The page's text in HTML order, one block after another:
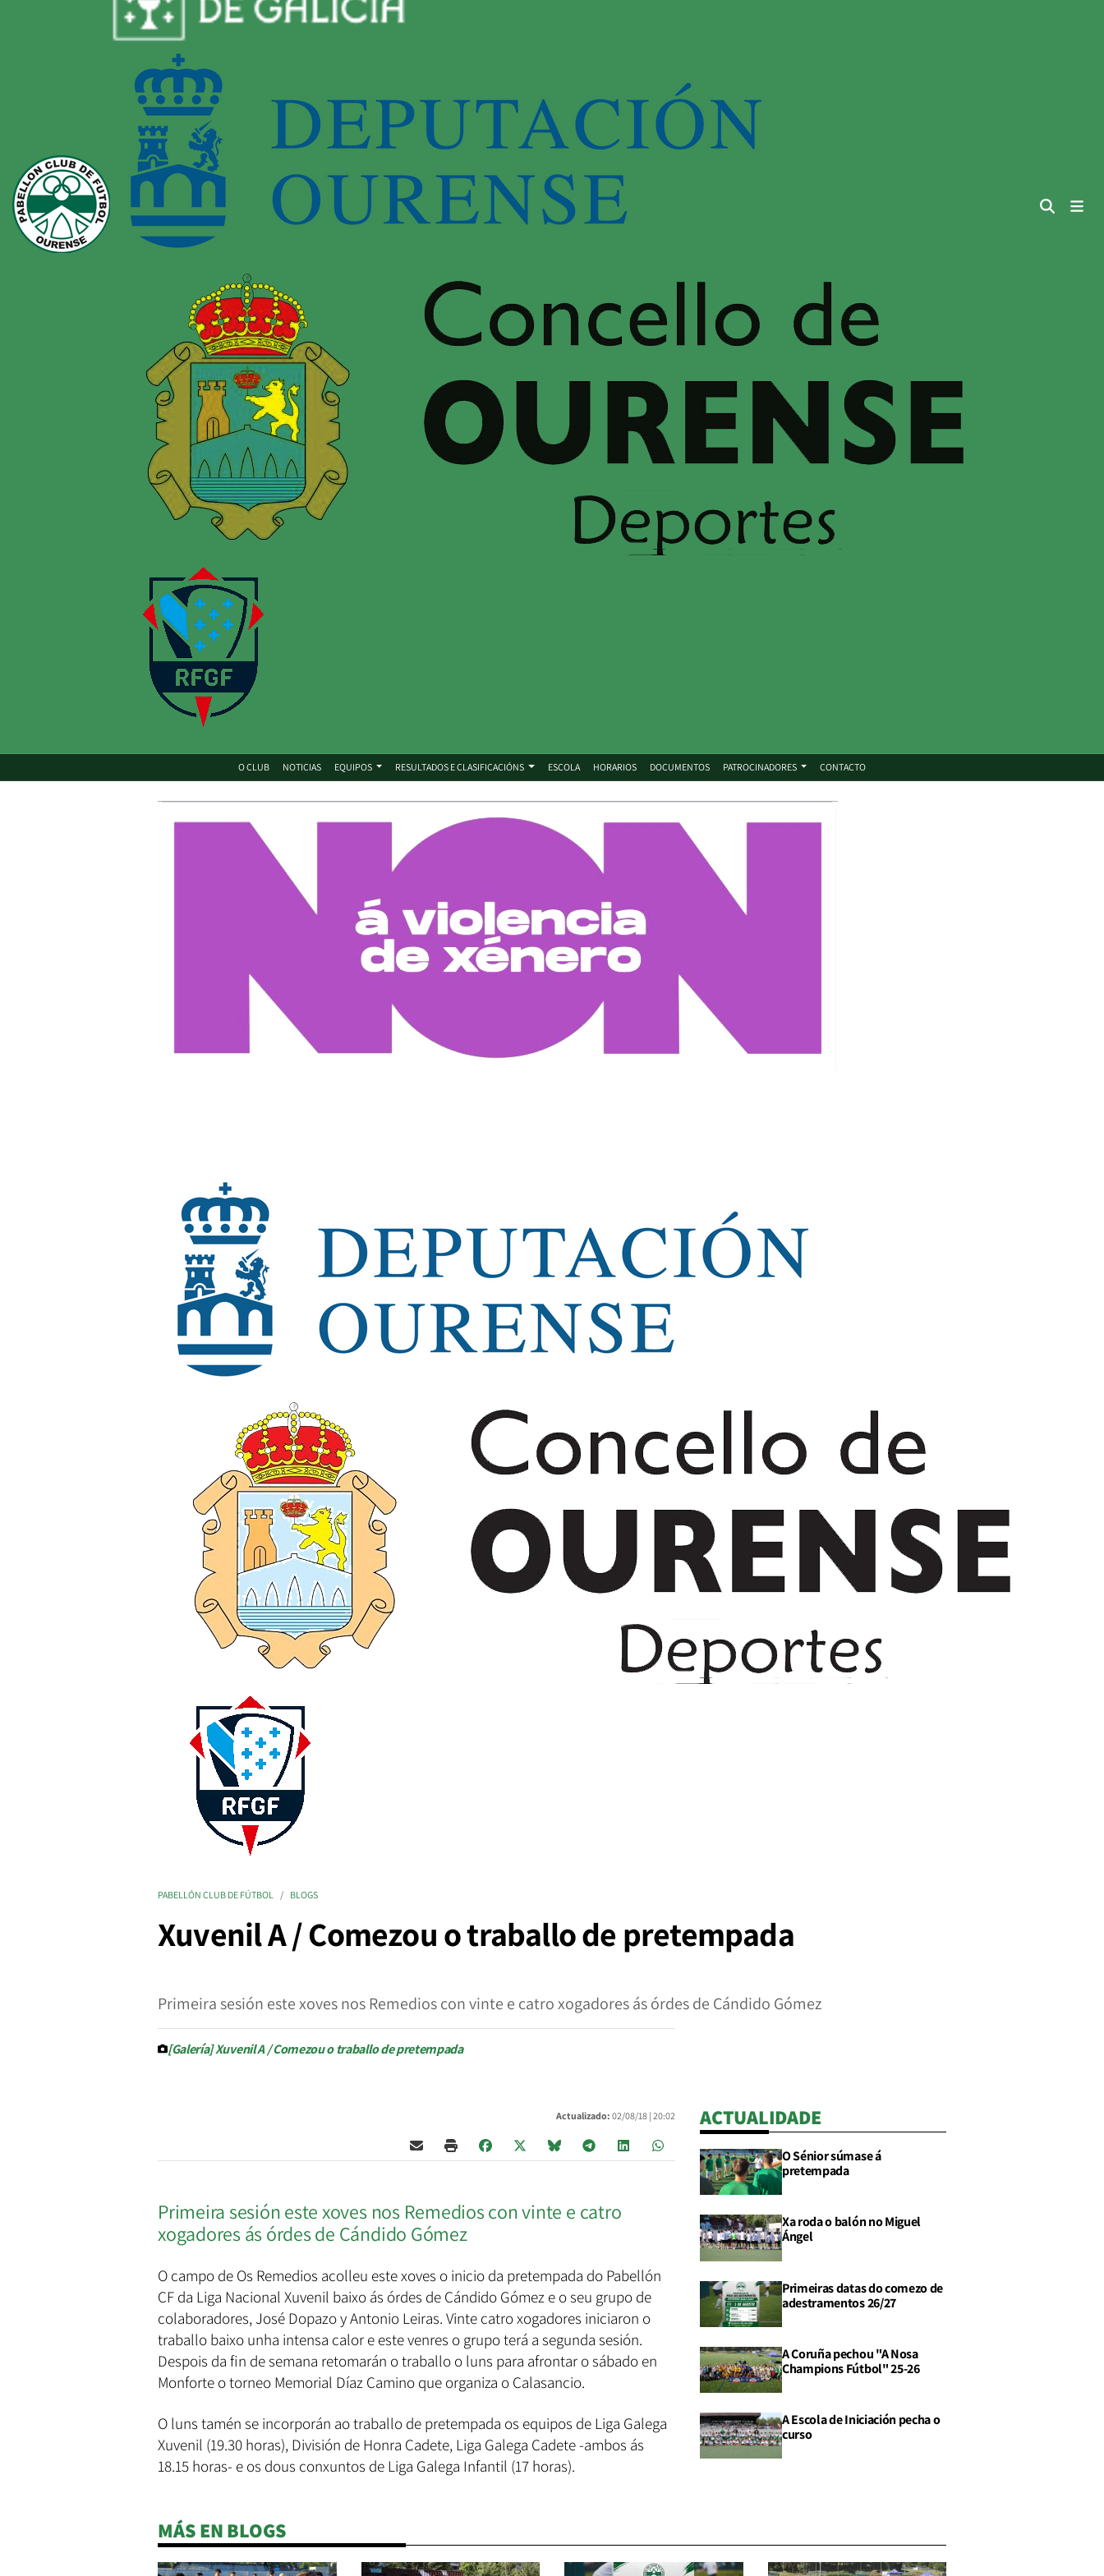
O CLUB NOTICIAS EQUIPOS RESULTADOS E CLASIFICACIÓNS ESCOLA HORARIOS DOCUMENTOS PATROCINADORES CONTACTO
PABELLÓN CLUB DE FÚTBOL BLOGS
Xuvenil A / Comezou o traballo de pretempada
Primeira sesión este xoves nos Remedios con vinte e catro xogadores ás órdes de Cándido Gómez
[Galería] Xuvenil A / Comezou o traballo de pretempada
Actualizado: 02/08/18 | 20:02
Primeira sesión este xoves nos Remedios con vinte e catro
xogadores ás órdes de Cándido Gómez
O campo de Os Remedios acolleu este xoves o inicio da pretempada do Pabellón
CF da Liga Nacional Xuvenil baixo ás órdes de Cándido Gómez e o seu grupo de
colaboradores, José Dopazo y Antonio Leiras. Vinte catro xogadores iniciaron o
traballo baixo unha intensa calor e este venres o grupo terá a segunda sesión.
Despois da fin de semana retomarán o traballo o luns para afrontar o sábado en
Monforte o torneo Memorial Díaz Camino que organiza o Calasancio.
O luns tamén se incorporán ao traballo de pretempada os equipos de Liga Galega
Xuvenil (19.30 horas), División de Honra Cadete, Liga Galega Cadete -ambos ás
18.15 horas- e os dous conxuntos de Liga Galega Infantil (17 horas).
ACTUALIDADE
O Sénior súmase á
pretempada
Xa roda o balón no Miguel
Ángel
Primeiras datas do comezo de
adestramentos 26/27
A Coruña pechou "A Nosa
Champions Fútbol" 25-26
A Escola de Iniciación pecha o
curso
MÁS EN BLOGS